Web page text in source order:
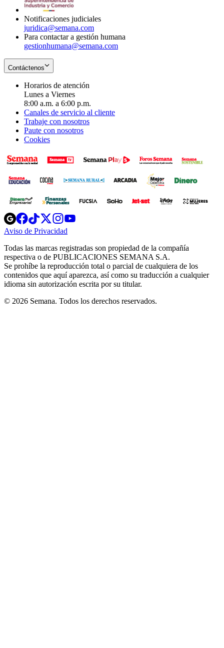
Notificaciones judiciales
juridica@semana.com
Para contactar a gestión humana
gestionhumana@semana.com
Contáctenos
Horarios de atención
Lunes a Viernes
8:00 a.m. a 6:00 p.m.
Canales de servicio al cliente
Trabaje con nosotros
Paute con nosotros
Cookies
Opens
in
new
Opens
in
new
Opens
in
new
window
Opens
new
windowwindow
Aviso de Privacidad
new
window
Todas las marcas registradas son propiedad de la compañía
respectiva o de PUBLICACIONES SEMANA S.A.
Se prohíbe la reproducción total o parcial de cualquiera de los
contenidos que aquí aparezca, así como su traducción a cualquier
idioma sin autorización escrita por su titular.
© 2026 Semana. Todos los derechos reservados.